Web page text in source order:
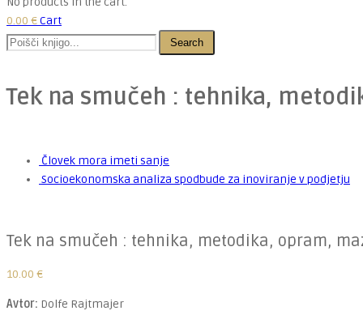
0.00 €Cart
Search
Tek na smučeh : tehnika,
Človek mora imeti sanje
Socioekonomska analiza spodbude za inoviranje v podjetju
Tek na smučeh : tehnika, metodika, opram,
10.00 €
Avtor: Dolfe Rajtmajer